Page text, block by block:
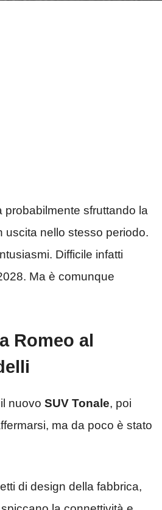
probabilmente sfruttando la
uscita nello stesso periodo.
Difficile infatti
Ma è comunque
Romeo al
nuovo SUV Tonale, poi
ma da poco è stato
di design della fabbrica,